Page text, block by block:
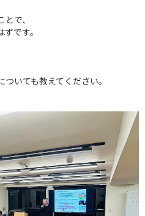
で、
です。
いても教えてください。